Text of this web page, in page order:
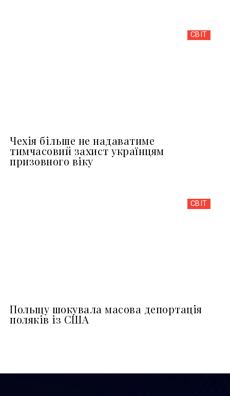
СВІТ
Чехія більше не надаватиме
тимчасовий захист українцям
призовного віку
СВІТ
Польщу шокувала масова депортація
поляків із США